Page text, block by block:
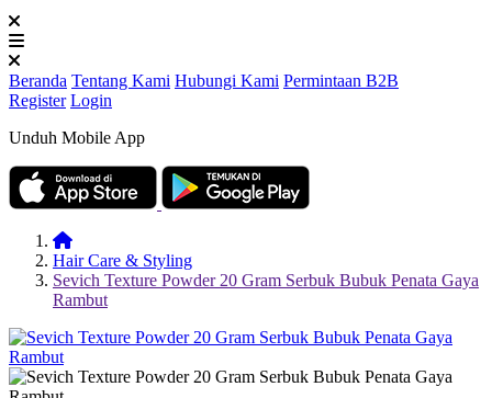
Beranda Tentang Kami Hubungi Kami Permintaan B2B
Register Login
Unduh Mobile App
Hair Care & Styling
Sevich Texture Powder 20 Gram Serbuk Bubuk Penata Gaya
Rambut